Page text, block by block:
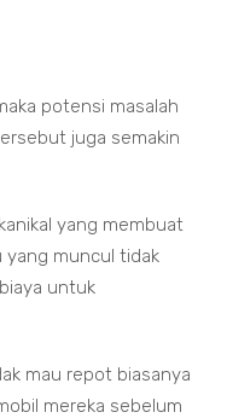
potensi masalah
juga semakin
yang membuat
yang muncul tidak
untuk
mau repot biasanya
mereka sebelum